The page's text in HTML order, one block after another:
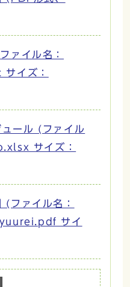
ァイル名：
イズ：
ール (ファイル
サイズ：
(ファイル名：
サイ